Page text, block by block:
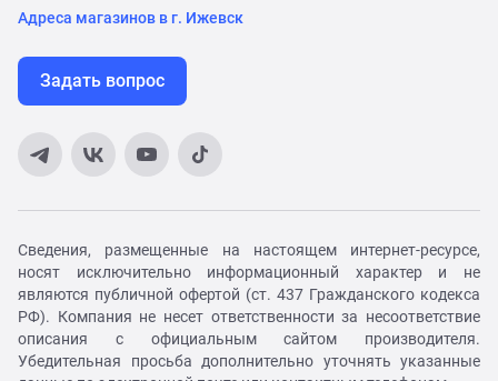
Адреса магазинов в г. Ижевск
Задать вопрос
Сведения, размещенные на настоящем интернет-ресурсе,
носят исключительно информационный характер и не
являются публичной офертой (ст. 437 Гражданского кодекса
РФ). Компания не несет ответственности за несоответствие
описания с официальным сайтом производителя.
Убедительная просьба дополнительно уточнять указанные